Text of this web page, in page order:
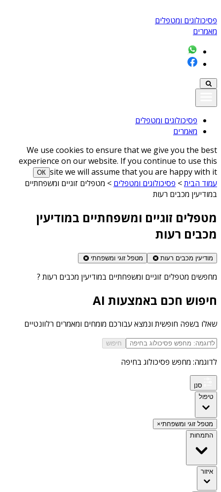
פסיכולוגים ומטפלים
מאמרים
פסיכולוגים ומטפלים
מאמרים
We use cookies to ensure that we give you the best
experience on our website. If you continue to use this
site we will assume that you are happy with it
ОК
עמוד הבית> פסיכולוגים ומטפלים > מטפלים זוגיים ומשפחתיים
במודיעין מכבים רעות
מטפלים זוגיים ומשפחתיים במודיעין
מכבים רעות
מודיעין מכבים רעות מטפל זוגי ומשפחתי
מחפשים מטפלים זוגיים ומשפחתיים במודיעין מכבים רעות ?
חיפוש חכם באמצעות AI
שאלו בשפה חופשית ונמצא עבורכם מומחים ומאמרים רלוונטיים
חיפוש
לדוגמה: מחפש פסיכולוג בחיפה
סנן
טיפול
מטפל זוגי ומשפחתי×
התמחות
איזור